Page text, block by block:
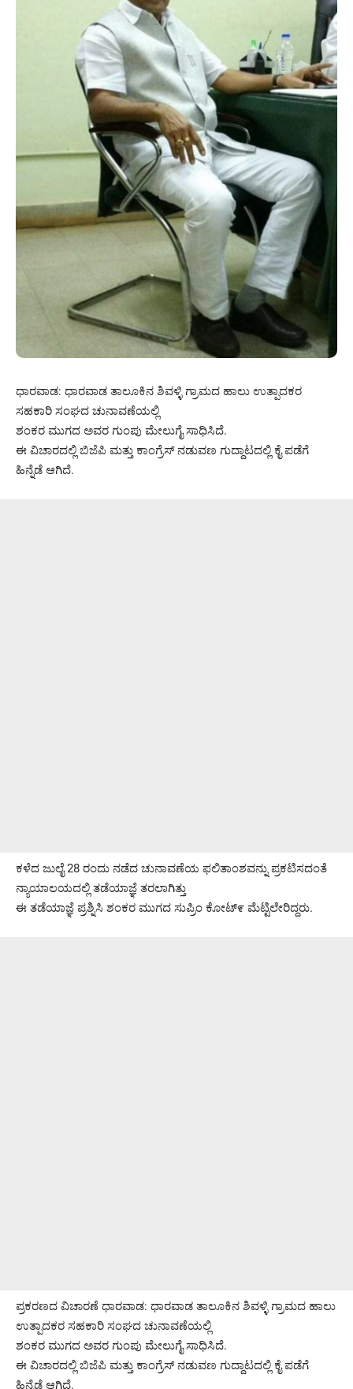
ಧಾರವಾಡ: ಧಾರವಾಡ ತಾಲೂಕಿನ ಶಿವಳ್ಳಿ ಗ್ರಾಮದ ಹಾಲು ಉತ್ಪಾದಕರ
ಸಹಕಾರಿ ಸಂಘದ ಚುನಾವಣೆಯಲ್ಲಿ
ಶಂಕರ ಮುಗದ ಅವರ ಗುಂಪು ಮೇಲುಗೈ ಸಾಧಿಸಿದೆ.
ಈ ವಿಚಾರದಲ್ಲಿ ಬಿಜೆಪಿ ಮತ್ತು ಕಾಂಗ್ರೆಸ್ ನಡುವಣ ಗುದ್ದಾಟದಲ್ಲಿ ಕೈ ಪಡೆಗೆ
ಹಿನ್ನೆಡೆ ಆಗಿದೆ.
ಕಳೆದ ಜುಲೈ 28 ರಂದು ನಡೆದ ಚುನಾವಣೆಯ ಫಲಿತಾಂಶವನ್ನು ಪ್ರಕಟಿಸದಂತೆ
ನ್ಯಾಯಾಲಯದಲ್ಲಿ ತಡೆಯಾಜ್ಞೆ ತರಲಾಗಿತ್ತು
ಈ ತಡೆಯಾಜ್ಞೆ ಪ್ರಶ್ನಿಸಿ ಶಂಕರ ಮುಗದ ಸುಪ್ರಿಂ ಕೋಟ್೯ ಮೆಟ್ಟಿಲೇರಿದ್ದರು.
ಪ್ರಕರಣದ ವಿಚಾರಣೆ ಧಾರವಾಡ: ಧಾರವಾಡ ತಾಲೂಕಿನ ಶಿವಳ್ಳಿ ಗ್ರಾಮದ ಹಾಲು
ಉತ್ಪಾದಕರ ಸಹಕಾರಿ ಸಂಘದ ಚುನಾವಣೆಯಲ್ಲಿ
ಶಂಕರ ಮುಗದ ಅವರ ಗುಂಪು ಮೇಲುಗೈ ಸಾಧಿಸಿದೆ.
ಈ ವಿಚಾರದಲ್ಲಿ ಬಿಜೆಪಿ ಮತ್ತು ಕಾಂಗ್ರೆಸ್ ನಡುವಣ ಗುದ್ದಾಟದಲ್ಲಿ ಕೈ ಪಡೆಗೆ
ಹಿನ್ನೆಡೆ ಆಗಿದೆ.